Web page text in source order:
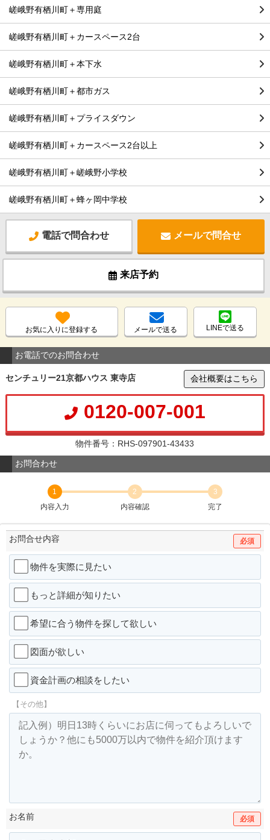
嵯峨野有栖川町＋専用庭
嵯峨野有栖川町＋カースペース2台
嵯峨野有栖川町＋本下水
嵯峨野有栖川町＋都市ガス
嵯峨野有栖川町＋プライスダウン
嵯峨野有栖川町＋カースペース2台以上
嵯峨野有栖川町＋嵯峨野小学校
嵯峨野有栖川町＋蜂ヶ岡中学校
電話で問合わせ メールで問合せ
来店予約
お気に入りに登録する メールで送る LINEで送る
お電話でのお問合わせ
センチュリー21京都ハウス 東寺店 会社概要はこちら
0120-007-001
物件番号：RHS-097901-43433
お問合わせ
1
内容入力
2
内容確認
3
完了
お問合せ内容 必須
物件を実際に見たい
もっと詳細が知りたい
希望に合う物件を探して欲しい
図面が欲しい
資金計画の相談をしたい
【その他】
お名前 必須